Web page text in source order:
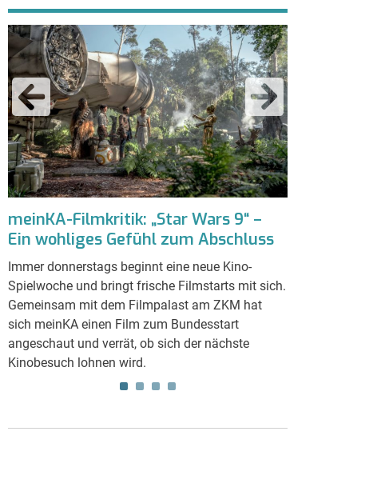
meinKA-Filmkritik: „Star Wars 9“ –
Ein wohliges Gefühl zum Abschluss
Immer donnerstags beginnt eine neue Kino-
Spielwoche und bringt frische Filmstarts mit sich.
Gemeinsam mit dem Filmpalast am ZKM hat
sich meinKA einen Film zum Bundesstart
angeschaut und verrät, ob sich der nächste
Kinobesuch lohnen wird.